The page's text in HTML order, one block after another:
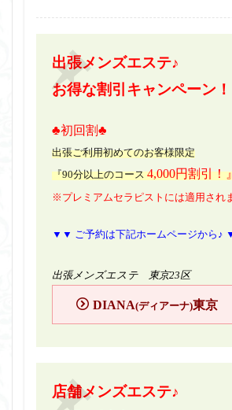
出張メンズエステ♪
お得な割引キャンペーン！
♣初回割♣
出張ご利用初めてのお客様限定
『90分以上のコース4,000円割引！
※プレミアムセラピストには適用され
▼▼ ご予約は下記ホームページから♪
出張メンズエステ 東京23区
DIANA(ディアーナ)東京
店舗メンズエステ♪